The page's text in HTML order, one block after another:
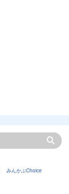
みんかぶChoice